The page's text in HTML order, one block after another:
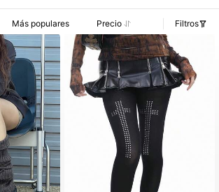
Más populares Precio Filtros